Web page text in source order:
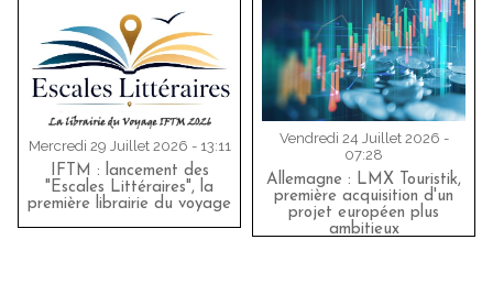
Mercredi 29 Juillet 2026 - 13:11
IFTM : lancement des
"Escales Littéraires", la
première librairie du voyage
Vendredi 24 Juillet 2026 -
07:28
Allemagne : LMX Touristik,
première acquisition d'un
projet européen plus
ambitieux